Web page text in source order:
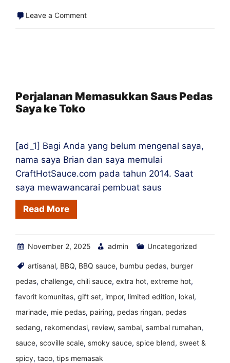
Leave a Commenton
Perjalanan Memasukkan Saus Pedas
Saya ke Toko
[ad_1] Bagi Anda yang belum mengenal saya,
nama saya Brian dan saya memulai
CraftHotSauce.com pada tahun 2014. Saat
saya mewawancarai pembuat saus
Read More
November 2, 2025 admin Uncategorized
artisanal, BBQ, BBQ sauce, bumbu pedas, burger
pedas, challenge, chili sauce, extra hot, extreme hot,
favorit komunitas, gift set, impor, limited edition, lokal,
marinade, mie pedas, pairing, pedas ringan, pedas
sedang, rekomendasi, review, sambal, sambal rumahan,
sauce, scoville scale, smoky sauce, spice blend, sweet &
spicy, taco, tips memasak